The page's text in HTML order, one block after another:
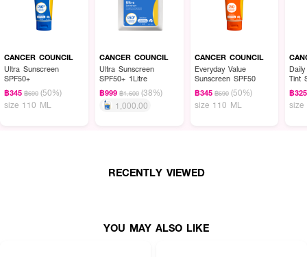
ผลลัพธ์ที่ได้:
CANCER COUNCIL Ultra Sunscreen SPF50+ โลชั่นกันแดดสูตรพิเศษที่ช่วย
ปกป้องผิวจากรังสี UVA และ UVB ด้วย SPF50+ เหมาะสำหรับการเผชิญกับ
● แคนเซอร์ เคาน์ซิล อัลตร้า ซันสกรีน เอสพีเอฟ 50+
● ปราศจากน้ำหอม เหมาะสำหรับทุกสภาพผิว
CANCER COUNCIL
Ultra Sunscreen
SPF50+
฿345 ฿690 (50%)
size 110 ML
CANCER COUNCIL
Ultra Sunscreen
SPF50+ 1Litre
฿999 ฿1,600 (38%)
1,000.00
CANCER COUNCIL
Everyday Value
Sunscreen SPF50
฿345 ฿690 (50%)
size 110 ML
Tint
฿325
size
RECENTLY VIEWED
YOU MAY ALSO LIKE